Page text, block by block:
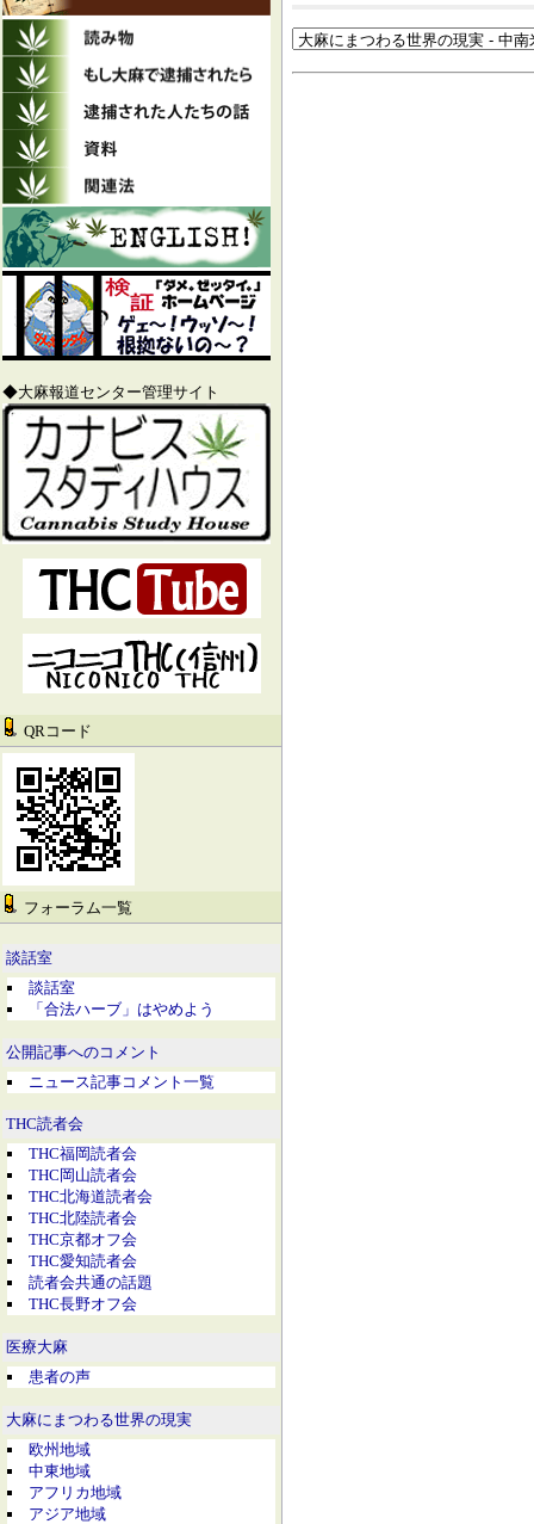
◆大麻報道センター管理サイト
QRコード
フォーラム一覧
談話室
談話室
「合法ハーブ」はやめよう
公開記事へのコメント
ニュース記事コメント一覧
THC読者会
THC福岡読者会
THC岡山読者会
THC北海道読者会
THC北陸読者会
THC京都オフ会
THC愛知読者会
読者会共通の話題
THC長野オフ会
医療大麻
患者の声
大麻にまつわる世界の現実
欧州地域
中東地域
アフリカ地域
アジア地域